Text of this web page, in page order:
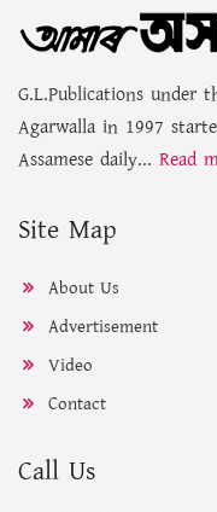
G.L.Publications under
Agarwalla in 1997
Assamese daily... Read
Site Map
About Us
Advertisement
Video
Contact
Call Us